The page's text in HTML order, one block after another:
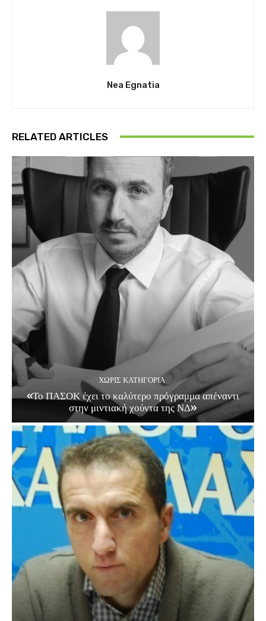
Nea Egnatia
RELATED ARTICLES
ΧΩΡΊΣ ΚΑΤΗΓΟΡΊΑ
«Το ΠΑΣΟΚ έχει το καλύτερο πρόγραμμα απέναντι
στην μιντιακή χούντα της ΝΔ»